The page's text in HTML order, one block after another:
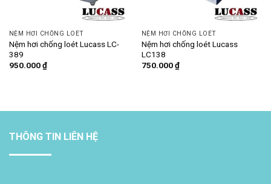
NỆM HƠI CHỐNG LOÉT
Nệm hơi chống loét Lucass LC-
389
950.000₫
NỆM HƠI CHỐNG LOÉT
Nệm hơi chống loét Lucass
LC138
750.000₫
THÔNG TIN LIÊN HỆ